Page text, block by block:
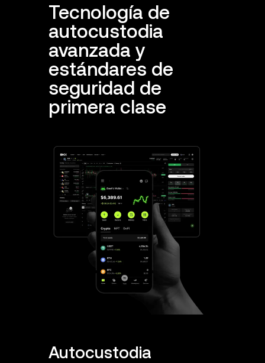
Tecnología de
autocustodia
avanzada y
estándares de
seguridad de
primera clase
Autocustodia